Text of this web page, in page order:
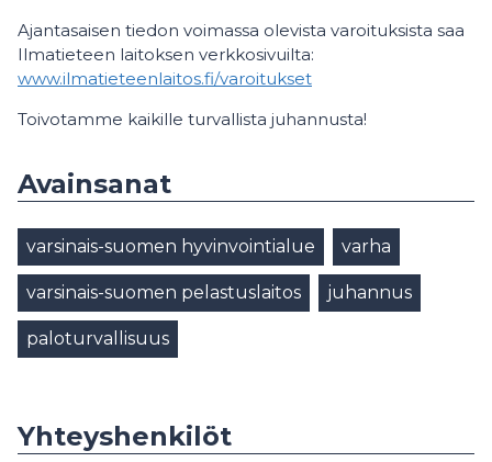
Ajantasaisen tiedon voimassa olevista varoituksista saa
Ilmatieteen laitoksen verkkosivuilta:
www.ilmatieteenlaitos.fi/varoitukset
Toivotamme kaikille turvallista juhannusta!
Avainsanat
varsinais-suomen hyvinvointialue varha
varsinais-suomen pelastuslaitos juhannus
paloturvallisuus
Yhteyshenkilöt